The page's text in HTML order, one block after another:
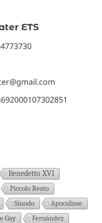
ETS
Benedetto XVI
Piccolo Resto
Sinodo
Apocalisse
Gay
Fernández